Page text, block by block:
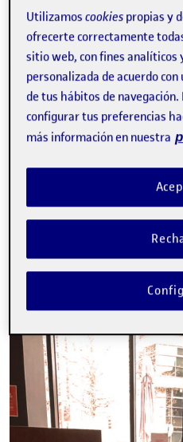
De entre las diferentes
espacio y tras un análisis te
escogeremos la actividad de
pedido a nuestro gusto.
standdel azúcar y papelera.
En el caso de que nosotros
queramos adaptarlo a
trabajadores nos lo sirvan,
podemos encontrar varios
sacarina, palillos de madera
papelera.
Utilizamoscookies propias y
ofrecerte correctamente
sitio web, con fines
personalizada de acuerdo
de tus hábitos de
configurar tus preferencias
más información en nuestra